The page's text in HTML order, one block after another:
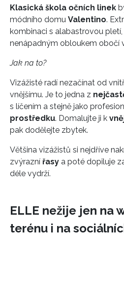
Klasická škola očních linek
módního domu Valentino.
kombinaci s alabastrovou
nenápadným obloukem obočí
Jak na to?
Vizážisté radí nezačínat od
vnějšímu. Je to jedna z
s líčením a stejně jako
prostředku. Domalujte ji k
pak dodělejte zbytek.
Většina vizážistů si nejdříve
zvýrazní řasy a poté dopiluje
déle vydrží.
ELLE nežije jen na
terénu i na